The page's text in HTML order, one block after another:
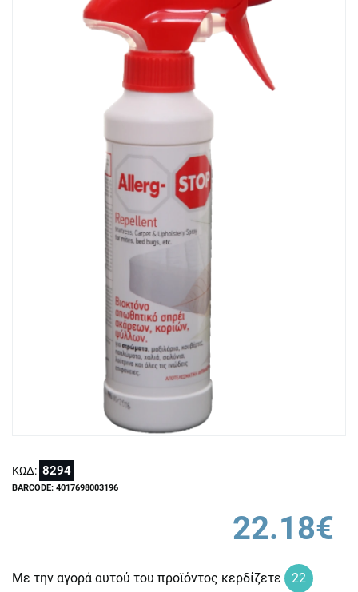
ΚΩΔ: 8294
BARCODE: 4017698003196
22.18€
Με την αγορά αυτού του προϊόντος κερδίζετε
22